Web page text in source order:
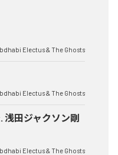
Electus & The Ghosts
Electus & The Ghosts
田ジャクソン剛
Electus & The Ghosts